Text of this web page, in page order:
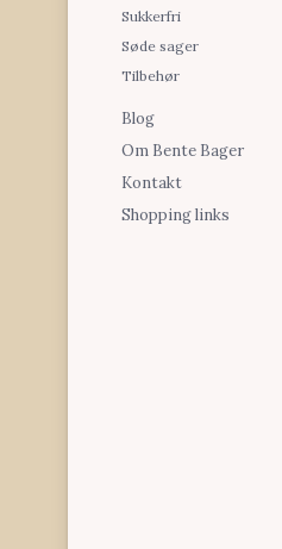
Sukkerfri
Søde sager
Tilbehør
Blog
Om Bente Bager
Kontakt
Shopping links